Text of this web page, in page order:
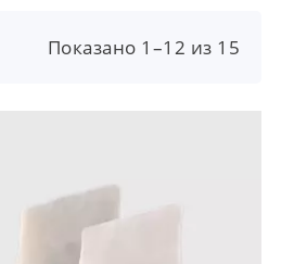
Показано 1–12 из 15